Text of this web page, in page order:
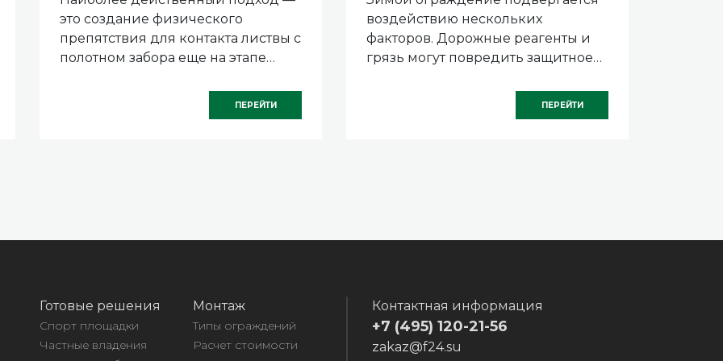
это создание физического
препятствия для контакта листвы с
полотном забора еще на этапе
его установки, с внутренней
стороны, в землю вкапывают
ПЕРЕЙТИ
воздействию нескольких
факторов. Дорожные реагенты и
грязь могут повредить защитное
и влажность иногда приводят к
ПЕРЕЙТИ
Готовые решения
Спорт площадки
Частные владения
Монтаж
Типы ограждений
Расчет стоимости
Контактная информация
+7 (495) 120-21-56
zakaz@f24.su